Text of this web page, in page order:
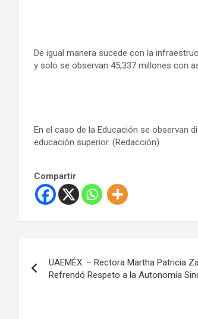
De igual manera sucede con la
y solo se observan 45,337 millones con
En el caso de la Educación se observan
educación superior. (Redacción)
Compartir
UAEMÉX. – Rectora Martha Patricia
Refrendó Respeto a la Autonomía